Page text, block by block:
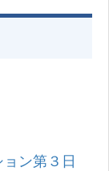
ン第３日